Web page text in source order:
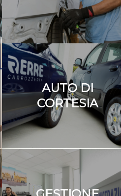
AUTO DI
CORTESIA
GESTIONE
SINISTRI